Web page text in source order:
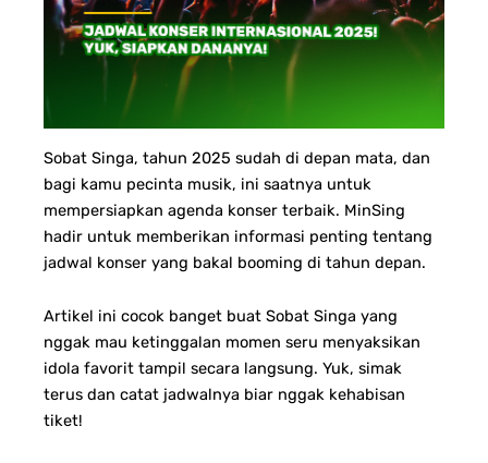
Sobat Singa, tahun 2025 sudah di depan mata, dan
bagi kamu pecinta musik, ini saatnya untuk
mempersiapkan agenda konser terbaik. MinSing
hadir untuk memberikan informasi penting tentang
jadwal konser yang bakal booming di tahun depan.
Artikel ini cocok banget buat Sobat Singa yang
nggak mau ketinggalan momen seru menyaksikan
idola favorit tampil secara langsung. Yuk, simak
terus dan catat jadwalnya biar nggak kehabisan
tiket!